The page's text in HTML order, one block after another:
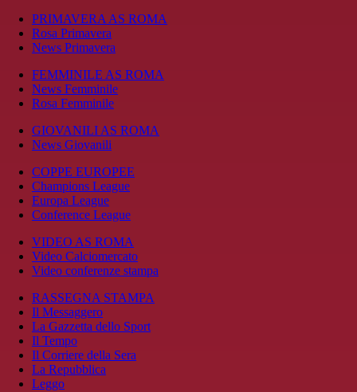
PRIMAVERA AS ROMA
Rosa Primavera
News Primavera
FEMMINILE AS ROMA
News Femminile
Rosa Femminile
GIOVANILI AS ROMA
News Giovanili
COPPE EUROPEE
Champions League
Europa League
Conference League
VIDEO AS ROMA
Video Calciomercato
Video conferenze stampa
RASSEGNA STAMPA
Il Messaggero
La Gazzetta dello Sport
Il Tempo
Il Corriere della Sera
La Repubblica
Leggo